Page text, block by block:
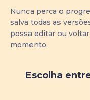
Nunca perca o
salva todas as
possa editar ou
momento.
Escolha